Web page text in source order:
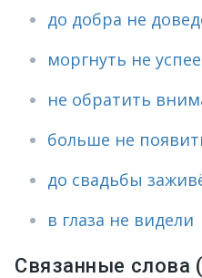
до добра не
моргнуть не
не обратить
больше не
до свадьбы
в глаза не видели
Связанные слова